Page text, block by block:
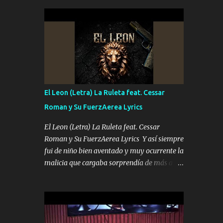
conciertos más que llenar Se mueven solo
por el interés P...
inteligente junto con su hermano el TRES
blindado el Estado tiene andan ESPERANDO
al UNO QUE PRONTO ESTARÁ PRESENTE
Que no falten las bucanas ni tampoco las
mujeres porque es platica de grandes por eso
hay que estar alegres doy las instrucciones
para atender los deberes Música Si es que
salta algún problema de confianza tengo
gente ahí está el Hombre Cuarenta y
también Pariente 7 arreglan cualquier
problema no más es cuestión que ordené
NOS HACE FALTA UN HERMANO DE CLAVE
SIEMPRE VIO POR LA FAMILIA PARA QUE
SIGA EL LEGADO Es el DOS de los
HERMANOS un cerebro inteligente y com...
El Leon (Letra) La Ruleta feat. Cessar
Roman y Su FuerzAerea Lyrics
El Leon (Letra) La Ruleta feat. Cessar
Roman y Su FuerzAerea Lyrics Y así siempre
fui de niño bien aventado y muy ocurrente la
malicia que cargaba sorprendía de más a la
Tranquilo me la navego ando en lo mío sin